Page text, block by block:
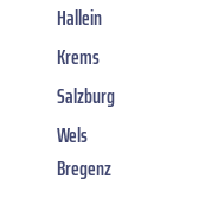
Hallein
Krems
Salzburg
Wels
Bregenz